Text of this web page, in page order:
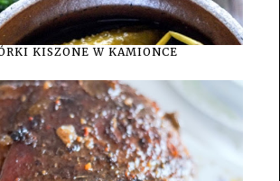
KISZONE W KAMIONCE